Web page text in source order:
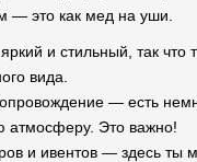
— это как мед на уши.
и стильный, так что
вида.
— есть
атмосферу. Это важно!
и ивентов — здесь ты